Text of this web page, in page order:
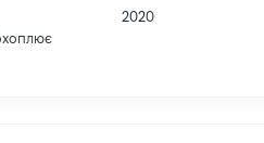
2020